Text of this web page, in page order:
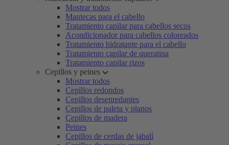
Mostrar todos
Mantecas para el cabello
Tratamiento capilar para cabellos secos
Acondicionador para cabellos coloreados
Tratamiento hidratante para el cabello
Tratamiento capilar de queratina
Tratamiento capilar rizos
Cepillos y peines
Mostrar todos
Cepillos redondos
Cepillos desenredantes
Cepillos de paleta y planos
Cepillos de madera
Peines
Cepillos de cerdas de jabalí